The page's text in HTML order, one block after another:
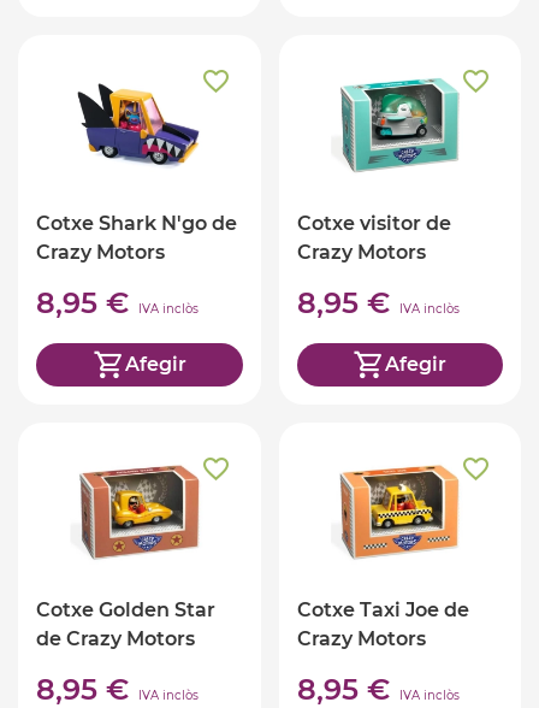
Cotxe Shark N'go de
Crazy Motors
8,95 € IVA inclòs
Afegir
Cotxe visitor de
Crazy Motors
8,95 € IVA inclòs
Afegir
Cotxe Golden Star
de Crazy Motors
8,95 € IVA inclòs
Cotxe Taxi Joe de
Crazy Motors
8,95 € IVA inclòs